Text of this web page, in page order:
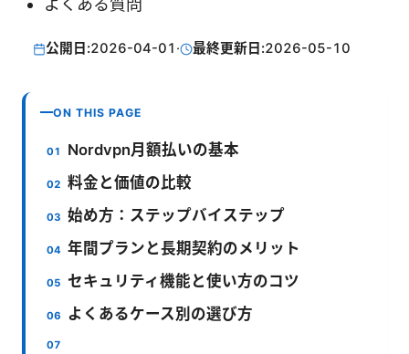
よくある質問
公開日:2026-04-01 · 最終更新日:2026-05-10
ON THIS PAGE
Nordvpn月額払いの基本
料金と価値の比較
始め方：ステップバイステップ
年間プランと長期契約のメリット
セキュリティ機能と使い方のコツ
よくあるケース別の選び方